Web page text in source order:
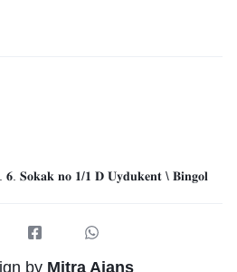
𝐒𝐨𝐤𝐚𝐤 𝐧𝐨 𝟏/𝟏 𝐃 𝐔𝐲𝐝𝐮𝐤𝐞𝐧𝐭 \ 𝐁𝐢𝐧𝐠𝐨𝐥
by Mitra Ajans